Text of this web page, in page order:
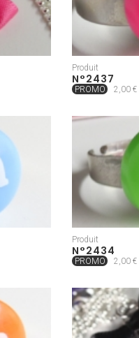
Produit
N°2437
PROMO 2,00 €
Produit
N°2434
PROMO 2,00 €